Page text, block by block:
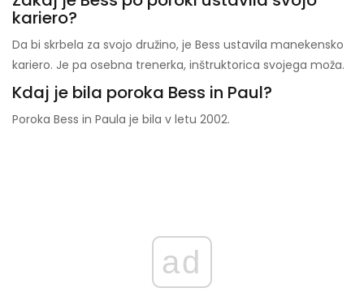
kariero?
Da bi skrbela za svojo družino, je Bess ustavila manekensko
kariero. Je pa osebna trenerka, inštruktorica svojega moža.
Kdaj je bila poroka Bess in Paul?
Poroka Bess in Paula je bila v letu 2002.
ad